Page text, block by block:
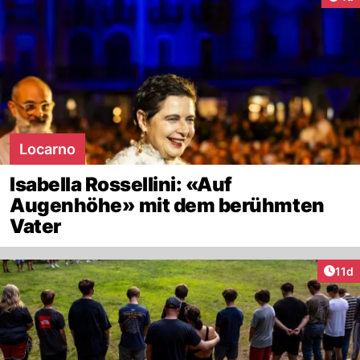
Locarno
Isabella Rossellini: «Auf
Augenhöhe» mit dem berühmten
Vater
11d